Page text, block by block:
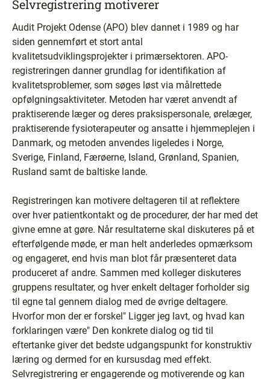
Selvregistrering motiverer
Audit Projekt Odense (APO) blev dannet i 1989 og har
siden gennemført et stort antal
kvalitetsudviklingsprojekter i primærsektoren. APO-
registreringen danner grundlag for identifikation af
kvalitetsproblemer, som søges løst via målrettede
opfølgningsaktiviteter. Metoden har været anvendt af
praktiserende læger og deres praksispersonale, ørelæger,
praktiserende fysioterapeuter og ansatte i hjemmeplejen i
Danmark, og metoden anvendes ligeledes i Norge,
Sverige, Finland, Færøerne, Island, Grønland, Spanien,
Rusland samt de baltiske lande.
Registreringen kan motivere deltageren til at reflektere
over hver patientkontakt og de procedurer, der har med det
givne emne at gøre. Når resultaterne skal diskuteres på et
efterfølgende møde, er man helt anderledes opmærksom
og engageret, end hvis man blot får præsenteret data
produceret af andre. Sammen med kolleger diskuteres
gruppens resultater, og hver enkelt deltager forholder sig
til egne tal gennem dialog med de øvrige deltagere.
Hvorfor mon der er forskel" Ligger jeg lavt, og hvad kan
forklaringen være" Den konkrete dialog og tid til
eftertanke giver det bedste udgangspunkt for konstruktiv
læring og dermed for en kursusdag med effekt.
Selvregistrering er engagerende og motiverende og kan